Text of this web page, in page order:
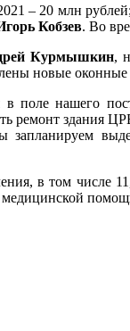
– 20 млн
Кобзев. Во
Курмышкин,
новые
в поле нашего
ремонт здания
в том числе